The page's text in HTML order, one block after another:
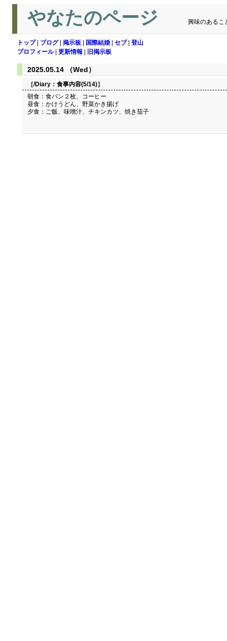
やなたのページ 興味のあるこ
トップ| ブログ| 掲示板 国際結婚 セブ| 登山
プロフィール| 更新情報 旧掲示板
2025.05.14 （Wed）
［/Diary： 食事内容(5/14)］
朝食：食パン２枚、コーヒー
昼食：かけうどん、野菜かき揚げ
夕食：ご飯、味噌汁、チキンカツ、焼き茄子